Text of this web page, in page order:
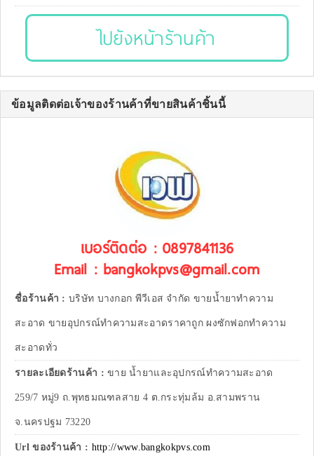
ไปยังหน้าร้านค้า
ข้อมูลติดต่อเจ้าของร้านค้าที่ขายสินค้าชิ้นนี้
เบอร์ติดต่อ : 0897841136
Email : bangkokpvs@gmail.com
ชื่อร้านค้า : บริษัท บางกอก พีวีเอส จำกัด ขายน้ำยาทำความ
สะอาด ขายอุปกรณ์ทำความสะอาดราคาถูก ผงซักฟอกทำความ
สะอาดทั่ว
รายละเอียดร้านค้า :ขาย น้ำยาและอุปกรณ์ทำความสะอาด
259/7 หมู่9 ถ.พุทธมณฑลสาย 4 ต.กระทุ่มล้ม อ.สามพราน
จ.นครปฐม 73220
Url ของร้านค้า : http://www.bangkokpvs.com